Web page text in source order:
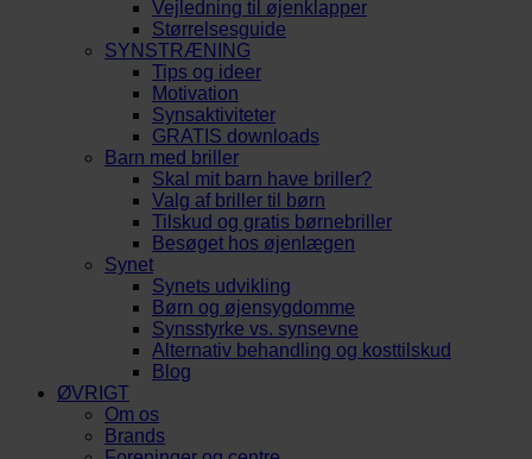
Vejledning til øjenklapper
Størrelsesguide
SYNSTRÆNING
Tips og ideer
Motivation
Synsaktiviteter
GRATIS downloads
Barn med briller
Skal mit barn have briller?
Valg af briller til børn
Tilskud og gratis børnebriller
Besøget hos øjenlægen
Synet
Synets udvikling
Børn og øjensygdomme
Synsstyrke vs. synsevne
Alternativ behandling og kosttilskud
Blog
ØVRIGT
Om os
Brands